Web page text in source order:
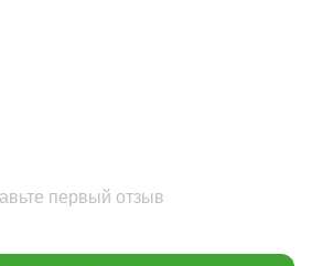
первый отзыв